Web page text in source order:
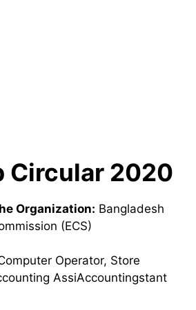
Circular 2020
Organization: Bangladesh
(ECS)
Operator, Store
AssiAccountingstant